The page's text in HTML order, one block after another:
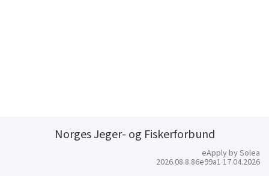
Norges Jeger- og Fiskerforbund
eApply by Solea
2026.08.8.86e99a1 17.04.2026